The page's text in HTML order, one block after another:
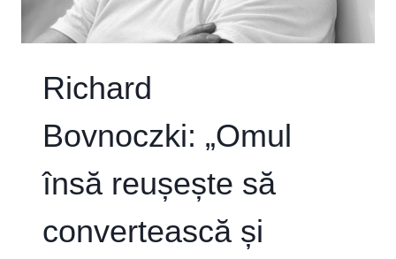
Richard
Bovnoczki: „Omul
însă reușește să
convertească și